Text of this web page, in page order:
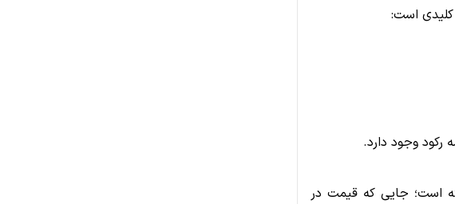
کلیدی است:
رکود وجود دارد.
است؛ جایی که قیمت در